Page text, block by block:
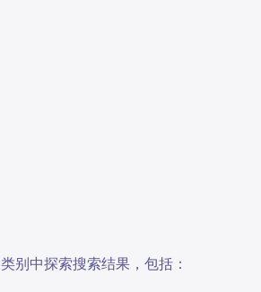
别中探索搜索结果，包括：